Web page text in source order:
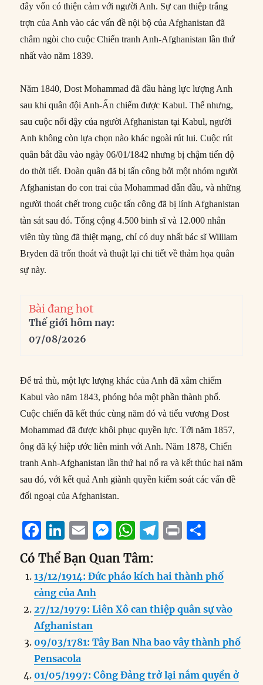
đây vốn có thiện cảm với người Anh. Sự can thiệp trắng
trợn của Anh vào các vấn đề nội bộ của Afghanistan đã
châm ngòi cho cuộc Chiến tranh Anh-Afghanistan lần thứ
nhất vào năm 1839.
Năm 1840, Dost Mohammad đã đầu hàng lực lượng Anh
sau khi quân đội Anh-Ấn chiếm được Kabul. Thế nhưng,
sau cuộc nổi dậy của người Afghanistan tại Kabul, người
Anh không còn lựa chọn nào khác ngoài rút lui. Cuộc rút
quân bắt đầu vào ngày 06/01/1842 nhưng bị chậm tiến độ
do thời tiết. Đoàn quân đã bị tấn công bởi một nhóm người
Afghanistan do con trai của Mohammad dẫn đầu, và những
người thoát chết trong cuộc tấn công đã bị lính Afghanistan
tàn sát sau đó. Tổng cộng 4.500 binh sĩ và 12.000 nhân
viên tùy tùng đã thiệt mạng, chỉ có duy nhất bác sĩ William
Bryden đã trốn thoát và thuật lại chi tiết về thảm họa quân
sự này.
Bài đang hot
Thế giới hôm nay:
07/08/2026
Để trả thù, một lực lượng khác của Anh đã xâm chiếm
Kabul vào năm 1843, phóng hỏa một phần thành phố.
Cuộc chiến đã kết thúc cùng năm đó và tiểu vương Dost
Mohammad đã được khôi phục quyền lực. Tới năm 1857,
ông đã ký hiệp ước liên minh với Anh. Năm 1878, Chiến
tranh Anh-Afghanistan lần thứ hai nổ ra và kết thúc hai năm
sau đó, với kết quả Anh giành quyền kiểm soát các vấn đề
đối ngoại của Afghanistan.
F
a
c
e
b
o
o
k
Li
n
k
e
d
I
n
E
m
ai
l
M
e
ss
e
n
er
W
h
at
s
A
p
T
e
g
r
m
P
n
t
a
re
Có Thể Bạn Quan Tâm:
13/12/1914: Đức pháo kích hai thành phố
cảng của Anh
27/12/1979: Liên Xô can thiệp quân sự vào
Afghanistan
09/03/1781: Tây Ban Nha bao vây thành phố
Pensacola
01/05/1997: Công Đảng trở lại nắm quyền ở